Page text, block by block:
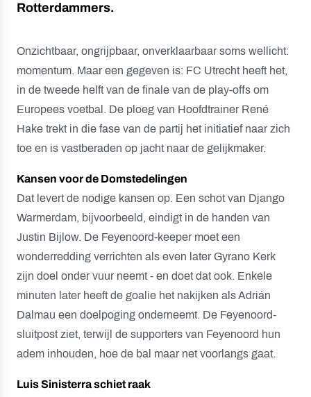
Rotterdammers.
Onzichtbaar, ongrijpbaar, onverklaarbaar soms wellicht:
momentum. Maar een gegeven is: FC Utrecht heeft het,
in de tweede helft van de finale van de play-offs om
Europees voetbal. De ploeg van Hoofdtrainer René
Hake trekt in die fase van de partij het initiatief naar zich
toe en is vastberaden op jacht naar de gelijkmaker.
Kansen voor de Domstedelingen
Dat levert de nodige kansen op. Een schot van Django
Warmerdam, bijvoorbeeld, eindigt in de handen van
Justin Bijlow. De Feyenoord-keeper moet een
wonderredding verrichten als even later Gyrano Kerk
zijn doel onder vuur neemt - en doet dat ook. Enkele
minuten later heeft de goalie het nakijken als Adrián
Dalmau een doelpoging onderneemt. De Feyenoord-
sluitpost ziet, terwijl de supporters van Feyenoord hun
adem inhouden, hoe de bal maar net voorlangs gaat.
Luis Sinisterra schiet raak